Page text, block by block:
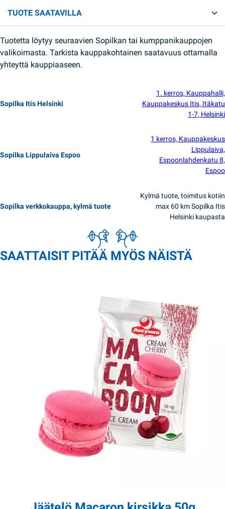
TUOTE SAATAVILLA
Tuotetta löytyy seuraavien Sopilkan tai kumppanikauppojen
valikoimasta. Tarkista kauppakohtainen saatavuus ottamalla
yhteyttä kauppiaaseen.
Sopilka Itis Helsinki
1. kerros, Kauppahalli,
Kauppakeskus Itis, Itäkatu
1-7, Helsinki
Sopilka Lippulaiva Espoo
1 kerros, Kauppakeskus
Lippulaiva,
Espoonlahdenkatu 8,
Espoo
Sopilka verkkokauppa, kylmä tuote
Kylmä tuote, toimitus kotiin
max 60 km Sopilka Itis
Helsinki kaupasta
SAATTAISIT PITÄÄ MYÖS NÄISTÄ